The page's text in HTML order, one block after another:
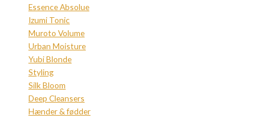
Essence Absolue
Izumi Tonic
Muroto Volume
Urban Moisture
Yubi Blonde
Styling
Silk Bloom
Deep Cleansers
Hænder & fødder